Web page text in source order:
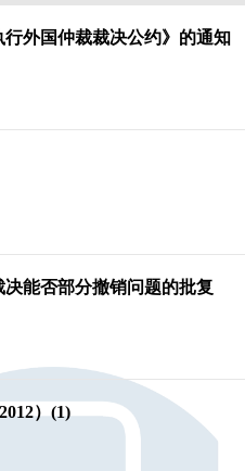
外国仲裁裁决公约》的通知
能否部分撤销问题的批复
）(1)